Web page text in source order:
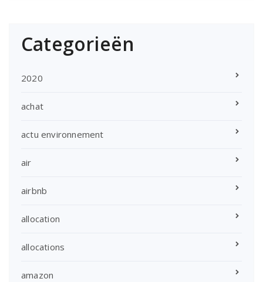
Categorieën
2020
achat
actu environnement
air
airbnb
allocation
allocations
amazon